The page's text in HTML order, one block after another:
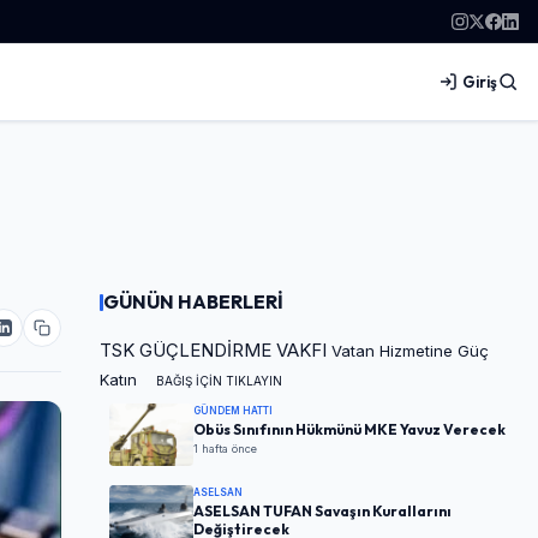
Giriş
GÜNÜN HABERLERİ
TSK GÜÇLENDİRME VAKFI Vatan Hizmetine Güç
Katın
BAĞIŞ İÇİN TIKLAYIN
GÜNDEM HATTI
Obüs Sınıfının Hükmünü MKE Yavuz Verecek
1 hafta önce
ASELSAN
ASELSAN TUFAN Savaşın Kurallarını
Değiştirecek